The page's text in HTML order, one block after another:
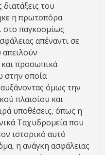
του
η πρωτοπόρα
στο παγκοσμίως
απέναντι σε
απειλούν
προσωπικά
στην οποία
όμως την
πλαισίου και
υποθέσεις, όπως η
Ταχυδρομεία που
ιστορικό αυτό
η ανάγκη ασφάλειας